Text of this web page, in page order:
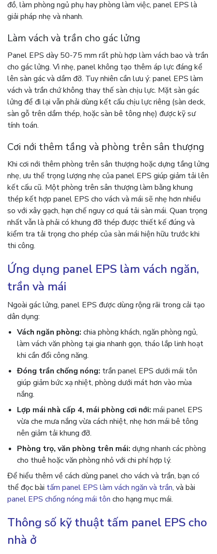
đồ, làm phòng ngủ phụ hay phòng làm việc, panel EPS là
giải pháp nhẹ và nhanh.
Làm vách và trần cho gác lửng
Panel EPS dày 50-75 mm rất phù hợp làm vách bao và trần
cho gác lửng. Vì nhẹ, panel không tạo thêm áp lực đáng kể
lên sàn gác và dầm đỡ. Tuy nhiên cần lưu ý: panel EPS làm
vách và trần chứ không thay thế sàn chịu lực. Mặt sàn gác
lửng để đi lại vẫn phải dùng kết cấu chịu lực riêng (sàn deck,
sàn gỗ trên dầm thép, hoặc sàn bê tông nhẹ) được kỹ sư
tính toán.
Cơi nới thêm tầng và phòng trên sân thượng
Khi cơi nới thêm phòng trên sân thượng hoặc dựng tầng lửng
nhẹ, ưu thế trọng lượng nhẹ của panel EPS giúp giảm tải lên
kết cấu cũ. Một phòng trên sân thượng làm bằng khung
thép kết hợp panel EPS cho vách và mái sẽ nhẹ hơn nhiều
so với xây gạch, hạn chế nguy cơ quá tải sàn mái. Quan trọng
nhất vẫn là phải có khung đỡ thép được thiết kế đúng và
kiểm tra tải trọng cho phép của sàn mái hiện hữu trước khi
thi công.
Ứng dụng panel EPS làm vách ngăn,
trần và mái
Ngoài gác lửng, panel EPS được dùng rộng rãi trong cải tạo
dân dụng:
Vách ngăn phòng: chia phòng khách, ngăn phòng ngủ,
làm vách văn phòng tại gia nhanh gọn, tháo lắp linh hoạt
khi cần đổi công năng.
Đóng trần chống nóng: trần panel EPS dưới mái tôn
giúp giảm bức xạ nhiệt, phòng dưới mát hơn vào mùa
nắng.
Lợp mái nhà cấp 4, mái phòng cơi nới: mái panel EPS
vừa che mưa nắng vừa cách nhiệt, nhẹ hơn mái bê tông
nên giảm tải khung đỡ.
Phòng trọ, văn phòng trên mái: dựng nhanh các phòng
cho thuê hoặc văn phòng nhỏ với chi phí hợp lý.
Để hiểu thêm về cách dùng panel cho vách và trần, bạn có
thể đọc bài tấm panel EPS làm vách ngăn và trần, và bài
panel EPS chống nóng mái tôn cho hạng mục mái.
Thông số kỹ thuật tấm panel EPS cho
nhà ở